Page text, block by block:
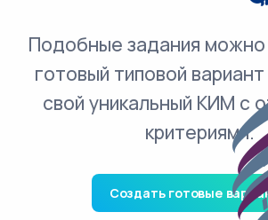
Подобные задания можно
готовый типовой
свой уникальный КИМ с
критериями.
Создать готовые